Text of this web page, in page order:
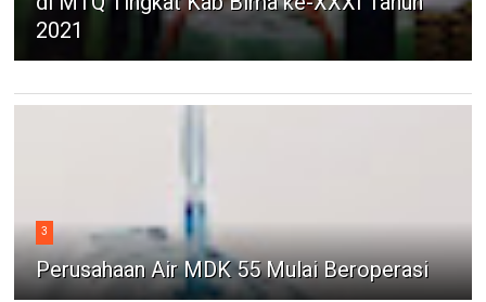
2021
3
Perusahaan Air MDK 55 Mulai Beroperasi